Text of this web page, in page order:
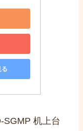
SGMP 机上台